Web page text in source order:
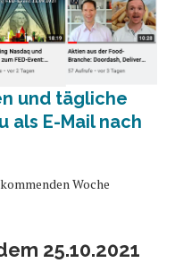
und tägliche
als E-Mail nach
Woche
25.10.2021